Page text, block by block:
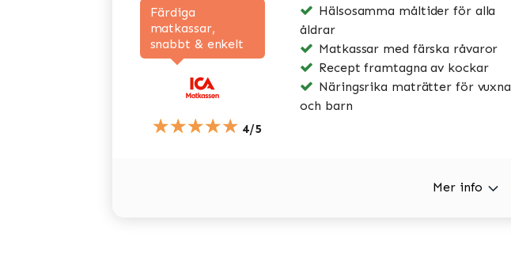
Färdiga
matkassar,
snabbt & enkelt
★★★★★ 4/5
Hälsosamma måltider för alla
åldrar
Matkassar med färska råvaror
Recept framtagna av kockar
Näringsrika maträtter för vuxna
och barn
Mer info